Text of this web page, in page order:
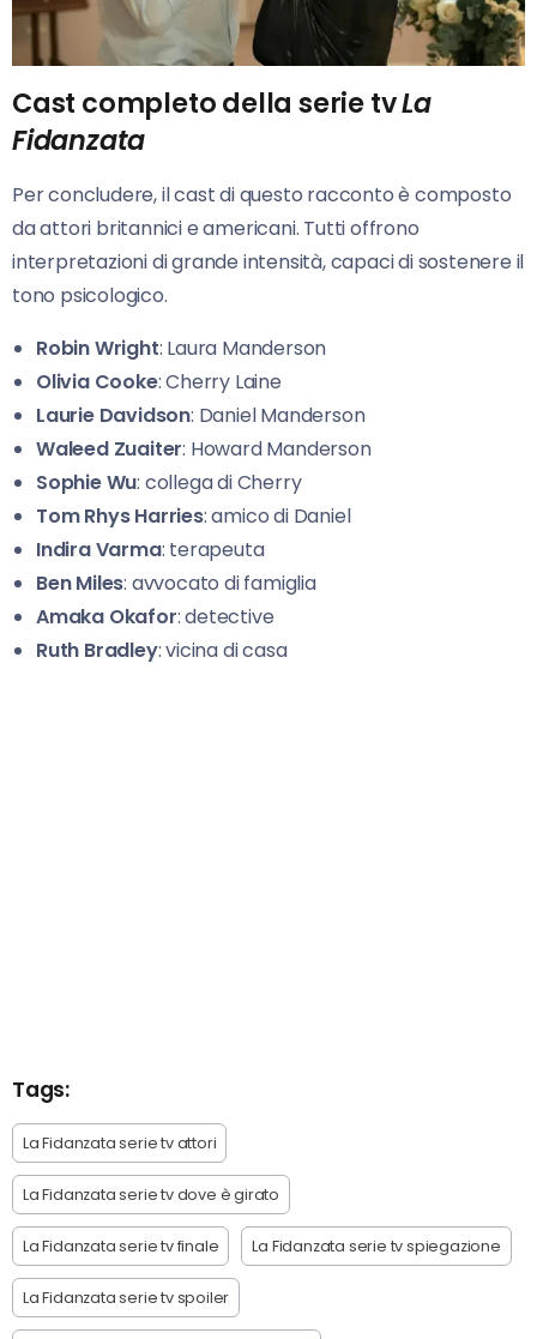
Cast completo della serie tvLa
Fidanzata
Per concludere, il cast di questo racconto è composto
da attori britannici e americani. Tutti offrono
interpretazioni di grande intensità, capaci di sostenere il
tono psicologico.
Robin Wright: Laura Manderson
Olivia Cooke: Cherry Laine
Laurie Davidson: Daniel Manderson
Waleed Zuaiter: Howard Manderson
Sophie Wu: collega di Cherry
Tom Rhys Harries: amico di Daniel
Indira Varma: terapeuta
Ben Miles: avvocato di famiglia
Amaka Okafor: detective
Ruth Bradley: vicina di casa
Tags:
La Fidanzata serie tv attori
La Fidanzata serie tv dove è girato
La Fidanzata serie tv finale La Fidanzata serie tv spiegazione
La Fidanzata serie tv spoiler